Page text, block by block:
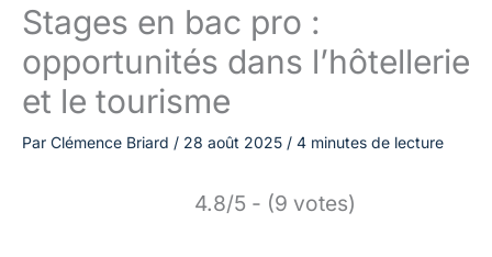
Stages en bac pro :
opportunités dans l’hôtellerie
et le tourisme
Par Clémence Briard / 28 août 2025 / 4 minutes de lecture
4.8/5 - (9 votes)